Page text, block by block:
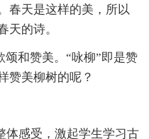
春天是这样的美，所以
天的诗。
颂和赞美。“咏柳”即是赞
赞美柳树的呢？
体感受，激起学生学习古